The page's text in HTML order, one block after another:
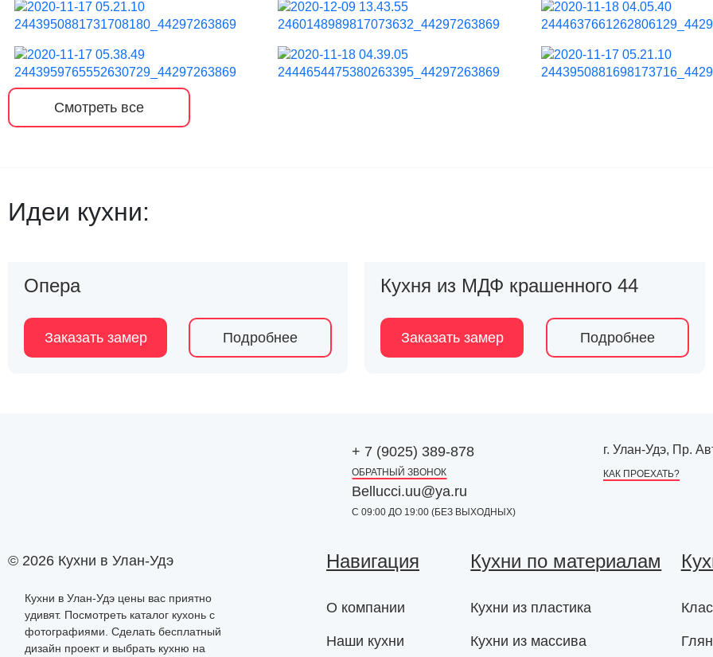
Смотреть все
Идеи кухни:
Опера
Заказать замер Подробнее
Кухня из МДФ крашенного 44
Заказать замер Подробнее
+ 7 (9025) 389-878
ОБРАТНЫЙ ЗВОНОК
г. Улан-Удэ, Пр.
КАК ПРОЕХАТЬ?
Bellucci.uu@ya.ru
С 09:00 ДО 19:00 (БЕЗ ВЫХОДНЫХ)
© 2026 Кухни в Улан-Удэ
Кухни в Улан-Удэ цены вас приятно
удивят. Посмотреть каталог кухонь с
фотографиями. Сделать бесплатный
дизайн проект и выбрать кухню на
Навигация
О компании
Наши кухни
Кухни по материалам
Кухни из пластика
Кухни из массива